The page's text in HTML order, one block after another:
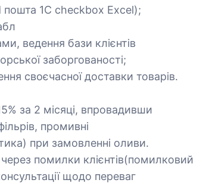
пошта 1C checkbox Excel);
ведення бази клієнтів
заборгованості;
своєчасної доставки товарів.
за 2 місяці, впровадивши
промивні
при замовленні оливи.
помилки клієнтів(помилковий
щодо переваг